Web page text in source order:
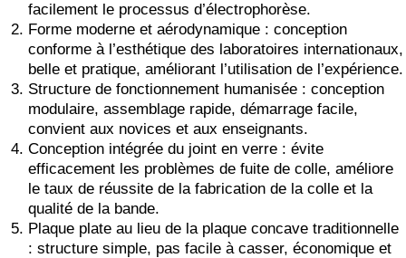
facilement le processus d’électrophorèse.
Forme moderne et aérodynamique : conception
conforme à l’esthétique des laboratoires internationaux,
belle et pratique, améliorant l’utilisation de l’expérience.
Structure de fonctionnement humanisée : conception
modulaire, assemblage rapide, démarrage facile,
convient aux novices et aux enseignants.
Conception intégrée du joint en verre : évite
efficacement les problèmes de fuite de colle, améliore
le taux de réussite de la fabrication de la colle et la
qualité de la bande.
Plaque plate au lieu de la plaque concave traditionnelle
: structure simple, pas facile à casser, économique et